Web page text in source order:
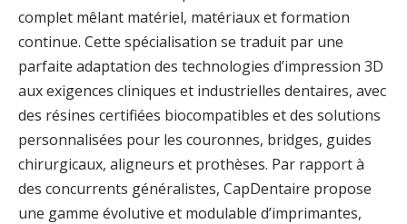
complet mêlant matériel, matériaux et formation
continue. Cette spécialisation se traduit par une
parfaite adaptation des technologies d’impression 3D
aux exigences cliniques et industrielles dentaires, avec
des résines certifiées biocompatibles et des solutions
personnalisées pour les couronnes, bridges, guides
chirurgicaux, aligneurs et prothèses. Par rapport à
des concurrents généralistes, CapDentaire propose
une gamme évolutive et modulable d’imprimantes,